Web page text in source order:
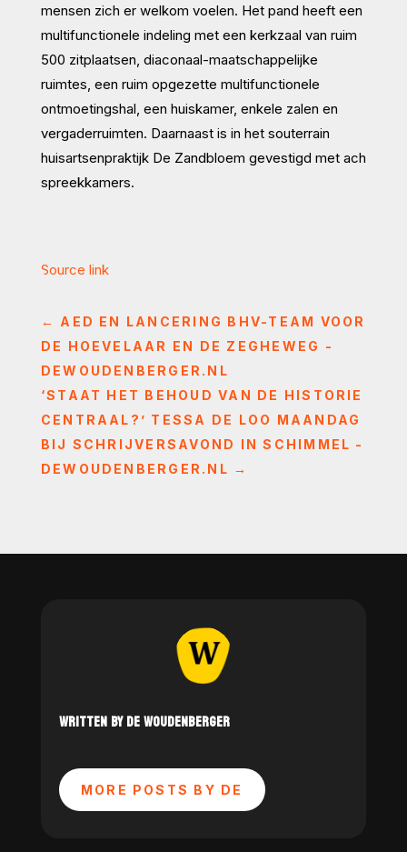
mensen zich er welkom voelen. Het pand heeft een
multifunctionele indeling met een kerkzaal van ruim
500 zitplaatsen, diaconaal-maatschappelijke
ruimtes, een ruim opgezette multifunctionele
ontmoetingshal, een huiskamer, enkele zalen en
vergaderruimten. Daarnaast is in het souterrain
huisartsenpraktijk De Zandbloem gevestigd met ach
spreekkamers.
Source link
← AED EN LANCERING BHV-TEAM VOOR
DE HOEVELAAR EN DE ZEGHEWEG -
DEWOUDENBERGER.NL
‘STAAT HET BEHOUD VAN DE HISTORIE
CENTRAAL?’ TESSA DE LOO MAANDAG
BIJ SCHRIJVERSAVOND IN SCHIMMEL -
DEWOUDENBERGER.NL →
WRITTEN BY DE WOUDENBERGER
MORE POSTS BY DE